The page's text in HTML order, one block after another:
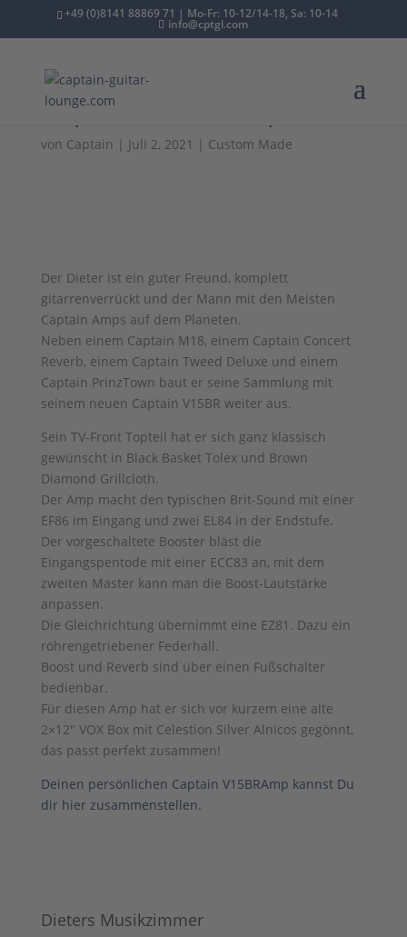
+49 (0)8141 88869 71 | Mo-Fr: 10-12/14-18, Sa: 10-14
info@cptgl.com
Captain V15BR Topteil
von Captain | Juli 2, 2021 | Custom Made
Der Dieter ist ein guter Freund, komplett
gitarrenverrückt und der Mann mit den Meisten
Captain Amps auf dem Planeten.
Neben einem Captain M18, einem Captain Concert
Reverb, einem Captain Tweed Deluxe und einem
Captain PrinzTown baut er seine Sammlung mit
seinem neuen Captain V15BR weiter aus.
Sein TV-Front Topteil hat er sich ganz klassisch
gewünscht in Black Basket Tolex und Brown
Diamond Grillcloth.
Der Amp macht den typischen Brit-Sound mit einer
EF86 im Eingang und zwei EL84 in der Endstufe.
Der vorgeschaltete Booster bläst die
Eingangspentode mit einer ECC83 an, mit dem
zweiten Master kann man die Boost-Lautstärke
anpassen.
Die Gleichrichtung übernimmt eine EZ81. Dazu ein
röhrengetriebener Federhall.
Boost und Reverb sind über einen Fußschalter
bedienbar.
Für diesen Amp hat er sich vor kurzem eine alte
2×12″ VOX Box mit Celestion Silver Alnicos gegönnt,
das passt perfekt zusammen!
Deinen persönlichen Captain V15BRAmp kannst Du
dir hier zusammenstellen.
Dieters Musikzimmer